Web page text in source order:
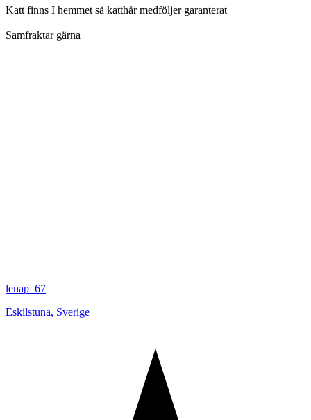
Katt finns I hemmet så katthår medföljer garanterat
Samfraktar gärna
lenap_67
Eskilstuna, Sverige